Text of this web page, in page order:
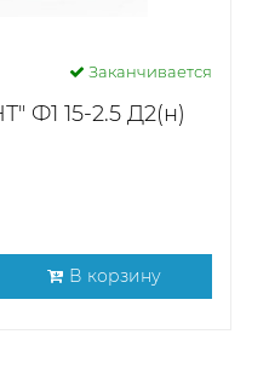
Заканчивается
Ф1 15-2.5 Д2(н)
В корзину